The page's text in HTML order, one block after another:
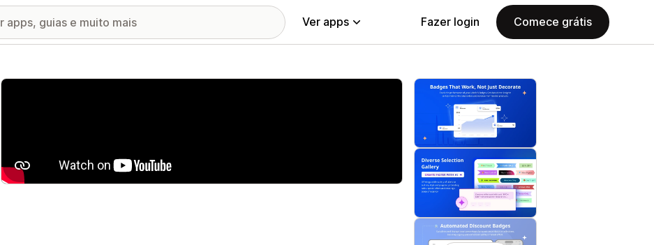
Ver apps Fazer login Comece grátis
Galeria de imagens em destaque